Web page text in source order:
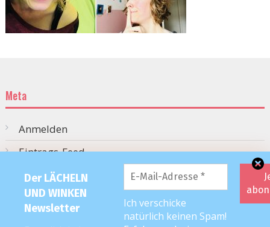
Der LÄCHELN
UND WINKEN
Newsletter
Ich verschicke
natürlich keinen Spam!
Meta
Anmelden
Eintrags-Feed
Kommentar-Feed
WordPress.org